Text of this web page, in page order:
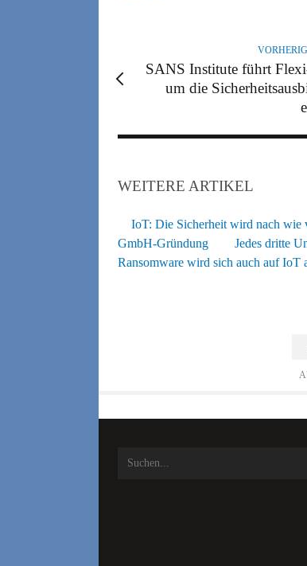
SANS Institute führt
um die
WEITERE ARTIKEL
IoT: Die Sicherheit wird nach wie
GmbH-Gründung
Jedes dritte
Ransomware wird sich auch auf IoT